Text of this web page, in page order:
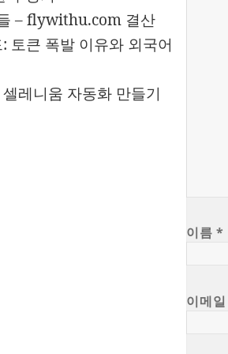
– flywithu.com 결산
토큰 폭발 이유와 외국어
레니움 자동화 만들기
이름*
이메